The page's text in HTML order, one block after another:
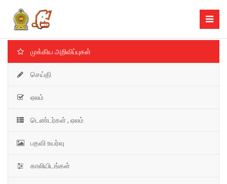
முக்கிய அறிவிப்புகள்
செய்தி
ஏலம்
டெண்டர்கள் , ஏலம்
பதவி உயர்வு
காலியிடங்கள்